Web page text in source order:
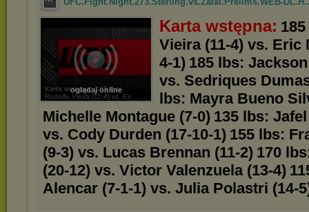
oglądaj online
Karta wstępna: 185 lbs:
Rodolfo Vieira (11-4) vs. Eri ...
Karta wstępna:
Vieira (11-4) vs. Eric
4-1) 185 lbs:
vs. Sedriques
lbs: Mayra Bueno
Michelle Montague (7-0) 135 lbs:
vs. Cody Durden (17-10-1) 155 lbs:
(9-3) vs. Lucas Brennan (11-2) 170
(20-12) vs. Victor Valenzuela (13-4)
Alencar (7-1-1) vs. Julia Polastri (14-